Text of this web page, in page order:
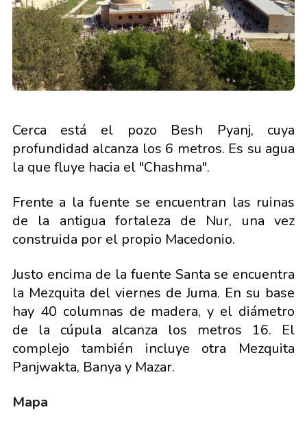
Cerca está el pozo Besh Pyanj, cuya
profundidad alcanza los 6 metros. Es su agua
la que fluye hacia el "Chashma".
Frente a la fuente se encuentran las ruinas
de la antigua fortaleza de Nur, una vez
construida por el propio Macedonio.
Justo encima de la fuente Santa se encuentra
la Mezquita del viernes de Juma. En su base
hay 40 columnas de madera, y el diámetro
de la cúpula alcanza los metros 16. El
complejo también incluye otra Mezquita
Panjwakta, Banya y Mazar.
Mapa